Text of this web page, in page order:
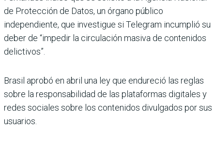
de Protección de Datos, un órgano público
independiente, que investigue si Telegram incumplió su
deber de “impedir la circulación masiva de contenidos
delictivos”.
Brasil aprobó en abril una ley que endureció las reglas
sobre la responsabilidad de las plataformas digitales y
redes sociales sobre los contenidos divulgados por sus
usuarios.